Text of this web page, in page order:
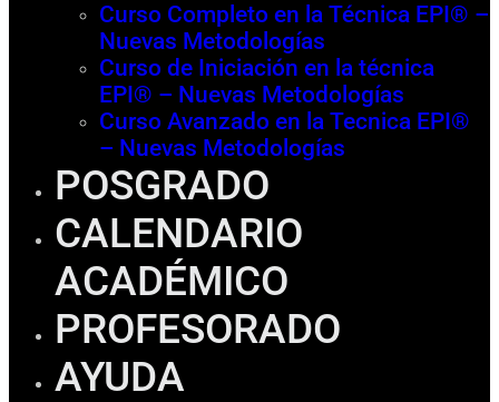
Curso Completo en la Técnica EPI® –
Nuevas Metodologías
Curso de Iniciación en la técnica
EPI® – Nuevas Metodologías
Curso Avanzado en la Tecnica EPI®
– Nuevas Metodologías
POSGRADO
CALENDARIO
ACADÉMICO
PROFESORADO
AYUDA